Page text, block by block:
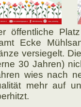
öffentliche
Ecke
ver­sie­gelt.
30 Jah­ren)
wies nach
mehr auf